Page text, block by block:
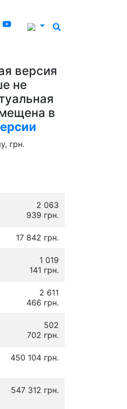
версия
не
в
грн.
2 063
939 грн.
17 842 грн.
1 019
141 грн.
2 611
466 грн.
502
702 грн.
450 104 грн.
547 312 грн.